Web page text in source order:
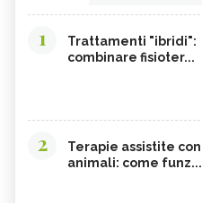
1
Trattamenti "ibridi":
combinare fisioter...
2
Terapie assistite con
animali: come funz...